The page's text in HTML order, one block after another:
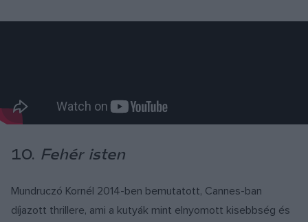
10. Fehér isten
Mundruczó Kornél 2014-ben bemutatott, Cannes-ban
díjazott thrillere, ami a kutyák mint elnyomott kisebbség és